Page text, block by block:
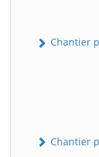
Chantier
Chantier